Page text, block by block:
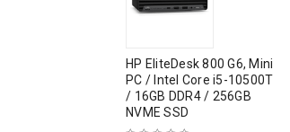
HP EliteDesk 800 G6, Mini
PC / Intel Core i5-10500T
/ 16GB DDR4 / 256GB
NVME SSD